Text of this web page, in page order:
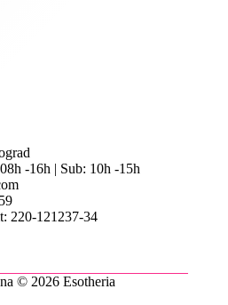
-16h | Sub: 10h -15h
220-121237-34
© 2026 Esotheria